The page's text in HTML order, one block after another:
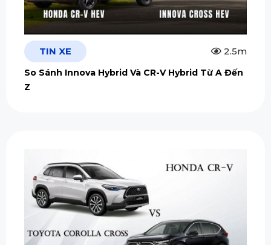
TIN XE 2.5m
So Sánh Innova Hybrid Và CR-V Hybrid Từ A Đến
Z